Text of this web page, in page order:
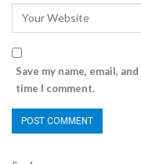
Save my name, email,
time I comment.